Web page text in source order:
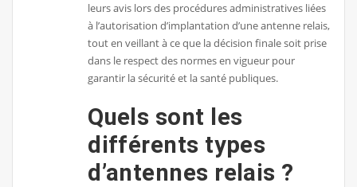
leurs avis lors des procédures administratives liées
à l’autorisation d’implantation d’une antenne relais,
tout en veillant à ce que la décision finale soit prise
dans le respect des normes en vigueur pour
garantir la sécurité et la santé publiques.
Quels sont les
différents types
d’antennes relais ?